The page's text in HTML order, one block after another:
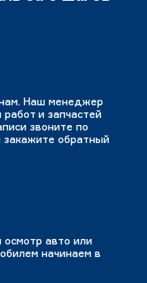
нам. Наш менеджер
работ и запчастей
звоните по
закажите обратный
авто или
начинаем в